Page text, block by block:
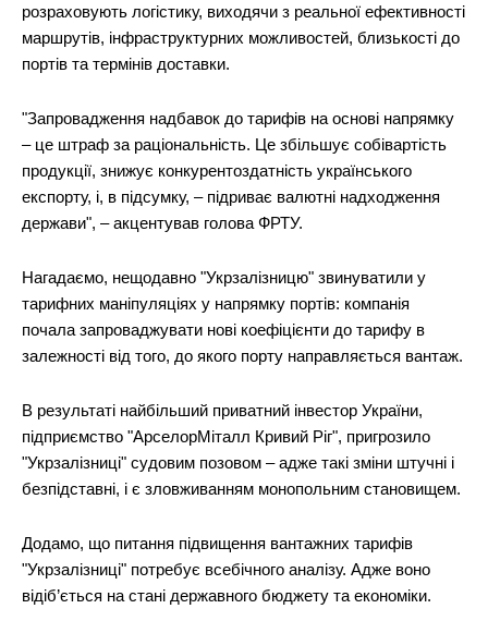
розраховують логістику, виходячи з реальної ефективності
маршрутів, інфраструктурних можливостей, близькості до
портів та термінів доставки.
"Запровадження надбавок до тарифів на основі напрямку
– це штраф за раціональність. Це збільшує собівартість
продукції, знижує конкурентоздатність українського
експорту, і, в підсумку, – підриває валютні надходження
держави", – акцентував голова ФРТУ.
Нагадаємо, нещодавно "Укрзалізницю" звинуватили у
тарифних маніпуляціях у напрямку портів: компанія
почала запроваджувати нові коефіцієнти до тарифу в
залежності від того, до якого порту направляється вантаж.
В результаті найбільший приватний інвестор України,
підприємство "АрселорМіталл Кривий Ріг", пригрозило
"Укрзалізниці" судовим позовом – адже такі зміни штучні і
безпідставні, і є зловживанням монопольним становищем.
Додамо, що питання підвищення вантажних тарифів
"Укрзалізниці" потребує всебічного аналізу. Адже воно
відіб’ється на стані державного бюджету та економіки.